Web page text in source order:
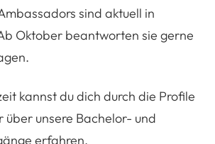
sind aktuell in
Oktober beantworten sie gerne
kannst du dich durch die Profile
über unsere Bachelor- und
erfahren.